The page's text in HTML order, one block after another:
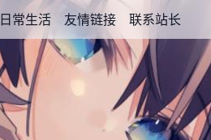
日常生活 友情链接 联系站长